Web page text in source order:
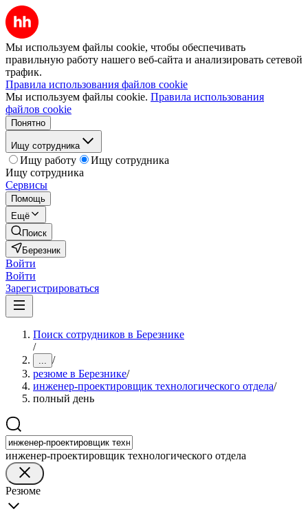
Мы используем файлы cookie, чтобы обеспечивать
правильную работу нашего веб-сайта и анализировать сетевой
трафик.
Правила использования файлов cookie
Мы используем файлы cookie. Правила использования
файлов cookie
Понятно
Ищу сотрудника
Ищу работу
Ищу сотрудника
Ищу сотрудника
Сервисы
Помощь
Ещё
Поиск
Березник
Войти
Войти
Зарегистрироваться
Поиск сотрудников в Березнике
/
... /
резюме в Березнике/
инженер-проектировщик технологического отдела/
полный день
инженер-проектировщик технологического отдела
Резюме